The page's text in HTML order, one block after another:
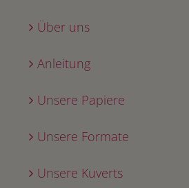
Über uns
Anleitung
Unsere Papiere
Unsere Formate
Unsere Kuverts